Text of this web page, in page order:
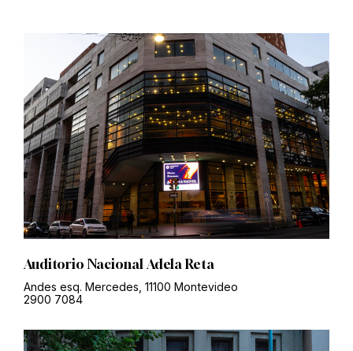
Auditorio Nacional Adela Reta
Andes esq. Mercedes, 11100 Montevideo
2900 7084